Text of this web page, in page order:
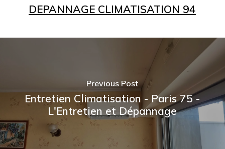
DEPANNAGE CLIMATISATION 94
Previous Post
Entretien Climatisation - Paris 75 -
L'Entretien et Dépannage